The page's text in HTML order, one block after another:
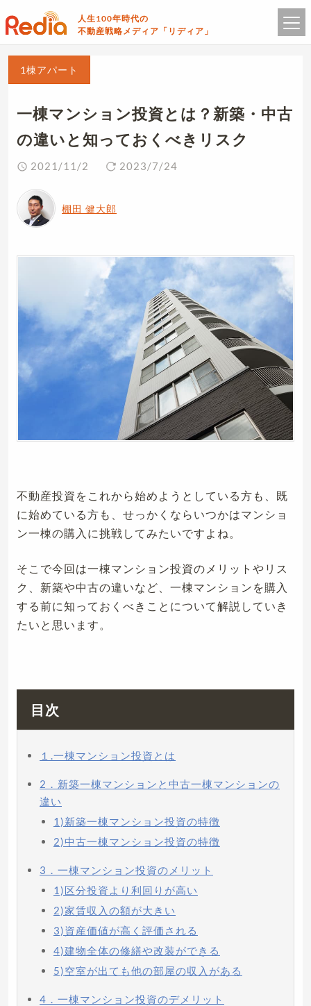
人生100年時代の
不動産戦略メディア「リディア」
1棟アパート
一棟マンション投資とは？新築・中古
の違いと知っておくべきリスク
2021/11/2 2023/7/24
棚田 健大郎
不動産投資をこれから始めようとしている方も、既
に始めている方も、せっかくならいつかはマンショ
ン一棟の購入に挑戦してみたいですよね。
そこで今回は一棟マンション投資のメリットやリス
ク、新築や中古の違いなど、一棟マンションを購入
する前に知っておくべきことについて解説していき
たいと思います。
目次
１.一棟マンション投資とは
2．新築一棟マンションと中古一棟マンションの
違い
1)新築一棟マンション投資の特徴
2)中古一棟マンション投資の特徴
3．一棟マンション投資のメリット
1)区分投資より利回りが高い
2)家賃収入の額が大きい
3)資産価値が高く評価される
4)建物全体の修繕や改装ができる
5)空室が出ても他の部屋の収入がある
4．一棟マンション投資のデメリット